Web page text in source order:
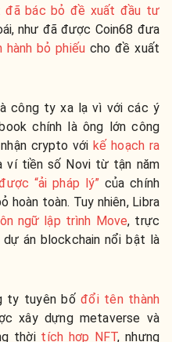
đã bác bỏ đề xuất đầu tư
như đã được Coin68 đưa
bỏ phiếu cho đề xuất
công ty xa lạ vì với các ý
chính là ông lớn công
crypto vớikế hoạch ra
ví tiền số Novi từ tận năm
“ải pháp lý” của chính
hoàn toàn. Tuy nhiên, Libra
ngữ lập trình Move, trực
án blockchain nổi bật là
ty tuyên bốđổi tên thành
xây dựng metaverse và
thời tích hợp NFT, nhưng